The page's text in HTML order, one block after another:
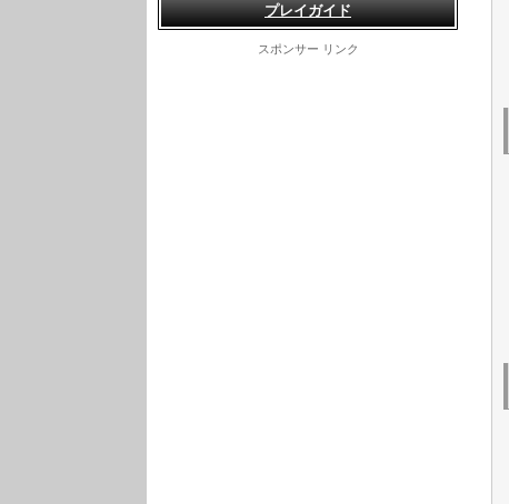
プレイガイド
スポンサー リンク